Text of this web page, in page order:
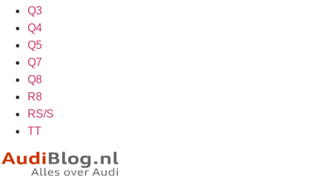
Q3
Q4
Q5
Q7
Q8
R8
RS/S
TT